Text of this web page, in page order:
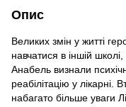
Опис
Великих змін у житті
навчатися в іншій
Анабель визнали
реабілітацію у лікарні.
набагато більше уваги